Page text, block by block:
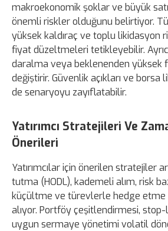
makroekonomik şoklar ve büyük
önemli riskler olduğunu belirtiyor.
yüksek kaldıraç ve toplu likidasyon
fiyat düzeltmeleri tetikleyebilir.
daralma veya beklenenden yüksek
değiştirir. Güvenlik açıkları ve
de senaryoyu zayıflatabilir.
Yatırımcı Stratejileri Ve
Önerileri
Yatırımcılar için önerilen stratejiler
tutma (HODL), kademeli alım, risk
küçültme ve türevlerle hedge etme
alıyor. Portföy çeşitlendirmesi, stop-
uygun sermaye yönetimi volatil